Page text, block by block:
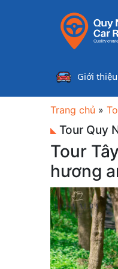
Giới thiệu
Trang chủ »
Tour Quy
Tour
hương